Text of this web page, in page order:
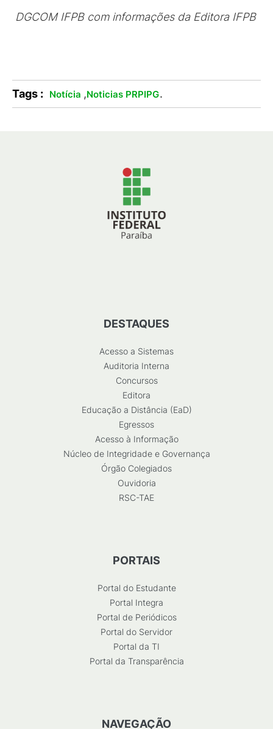
DGCOM IFPB com informações da Editora IFPB
Tags : Notícia ,Noticias PRPIPG.
DESTAQUES
Acesso a Sistemas
Auditoria Interna
Concursos
Editora
Educação a Distância (EaD)
Egressos
Acesso à Informação
Núcleo de Integridade e Governança
Órgão Colegiados
Ouvidoria
RSC-TAE
PORTAIS
Portal do Estudante
Portal Integra
Portal de Periódicos
Portal do Servidor
Portal da TI
Portal da Transparência
NAVEGAÇÃO